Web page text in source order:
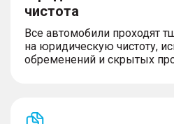
чистота
Все автомобили проходят
на юридическую чистоту,
обременений и скрытых